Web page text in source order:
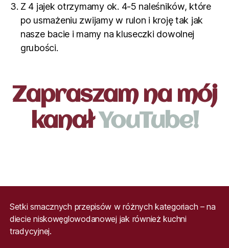
Z 4 jajek otrzymamy ok. 4-5 naleśników, które
po usmażeniu zwijamy w rulon i kroję tak jak
nasze bacie i mamy na kluseczki dowolnej
grubości.
Zapraszam na mój
kanałYouTube!
Setki smacznych przepisów w różnych kategoriach – na
diecie niskowęglowodanowej jak również kuchni
tradycyjnej.